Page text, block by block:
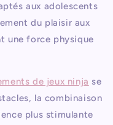
aux adolescents
du plaisir aux
une force physique
de jeux ninja se
la combinaison
plus stimulante